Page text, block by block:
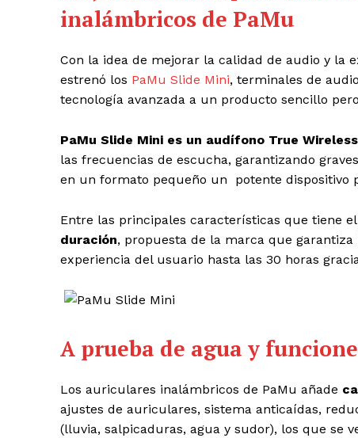
inalámbricos de PaMu
Con la idea de mejorar la calidad de audio y la
estrenó los PaMu Slide Mini, terminales de
tecnología avanzada a un producto sencillo
PaMu Slide Mini es un audífono True
las frecuencias de escucha, garantizando
en un formato pequeño un potente dispositivo
Entre las principales características que tiene el
duración, propuesta de la marca que
experiencia del usuario hasta las 30 horas
A prueba de agua y
Los auriculares inalámbricos de PaMu añade
ajustes de auriculares, sistema anticaídas,
(lluvia, salpicaduras, agua y sudor), los que se